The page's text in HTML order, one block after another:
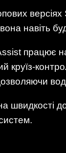
навіть
працює
круїз-
швидкості